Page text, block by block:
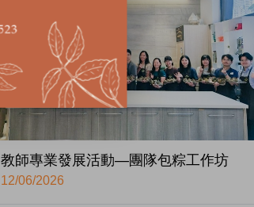
教師專業發展活動—團隊包粽工作坊
12/06/2026